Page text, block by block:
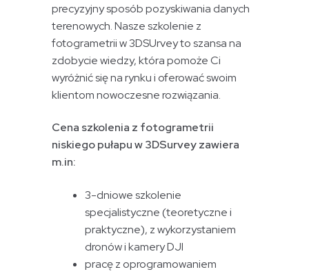
precyzyjny sposób pozyskiwania danych
terenowych. Nasze szkolenie z
fotogrametrii w 3DSUrvey to szansa na
zdobycie wiedzy, która pomoże Ci
wyróżnić się na rynku i oferować swoim
klientom nowoczesne rozwiązania.
Cena szkolenia z fotogrametrii
niskiego pułapu w 3DSurvey zawiera
m.in:
3-dniowe szkolenie
specjalistyczne (teoretyczne i
praktyczne), z wykorzystaniem
dronów i kamery DJI
pracę z oprogramowaniem